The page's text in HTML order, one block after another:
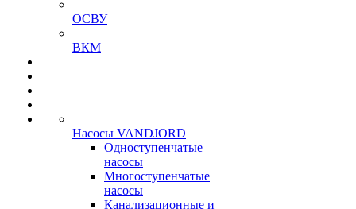
ОСВУ
ВКМ
Насосы VANDJORD
Одноступенчатые
насосы
Многоступенчатые
насосы
Канализационные и